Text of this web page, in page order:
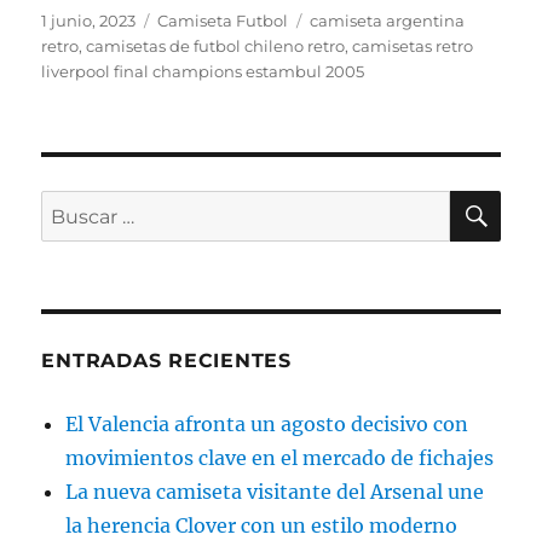
Publicado
el
1 junio, 2023 Categorías
Camiseta Futbol Etiquetas
camiseta argentina
retro,camisetas de futbol chileno retro,camisetas retro
liverpool final champions estambul 2005
Buscar
por:
ENTRADAS RECIENTES
El Valencia afronta un agosto decisivo con
movimientos clave en el mercado de fichajes
La nueva camiseta visitante del Arsenal une
la herencia Clover con un estilo moderno